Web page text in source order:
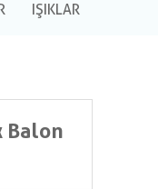
IŞIKLAR
Balon